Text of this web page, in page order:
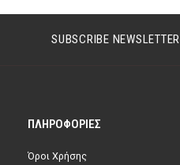
SUBSCRIBE NEWSLETTER
ΠΛΗΡΟΦΟΡΊΕΣ
Όροι Χρήσης